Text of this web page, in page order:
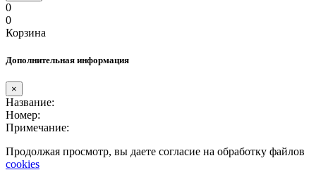
0
0
Корзина
Дополнительная информация
×
Название:
Номер:
Примечание:
Продолжая просмотр, вы даете согласие на обработку файлов
cookies